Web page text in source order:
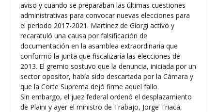
aviso y cuando se preparaban las últimas cuestiones
administrativas para convocar nuevas elecciones para
el período 2017-2021. Martínez de Giorgi activó y
recaratuló una causa por falsificación de
documentación en la asamblea extraordinaria que
conformó la junta que fiscalizaría las elecciones de
2013. El gremio sostuvo que la denuncia, iniciada por un
sector opositor, había sido descartada por la Cámara y
que la Corte Suprema dejó firme aquel fallo.
Sin embargo, el juez federal ordenó el desplazamiento
de Plaini y ayer el ministro de Trabajo, Jorge Triaca,